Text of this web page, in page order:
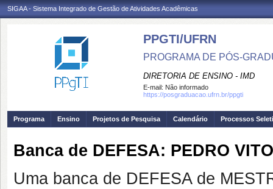
SIGAA - Sistema Integrado de Gestão de Atividades Acadêmicas
PPGTI/UFRN
PROGRAMA DE PÓS-
DIRETORIA DE ENSINO - IMD
E-mail: Não informado
https://posgraduacao.ufrn.br/ppgti
Programa Ensino Projetos de Pesquisa Calendário Processos
Banca de DEFESA: PEDRO
Uma banca de DEFESA de